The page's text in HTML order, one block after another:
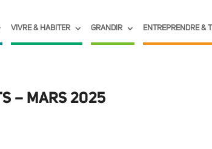
VIVRE & HABITER GRANDIR ENTREPRENDRE &
– MARS 2025